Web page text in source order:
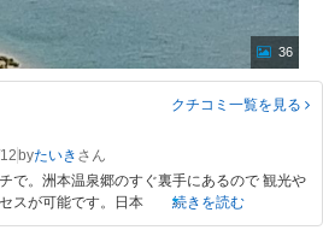
36
クチコミ一覧を見る
byたいき
で。洲本温泉郷のすぐ裏手にあるので 観光や
スが可能です。日本
続きを読む